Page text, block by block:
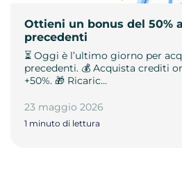
Ottieni un bonus del 50%
precedenti
⏳ Oggi è l’ultimo giorno per
precedenti. 💰 Acquista crediti
+50%. 🎁 Ricaric…
23 maggio 2026
1 minuto di lettura